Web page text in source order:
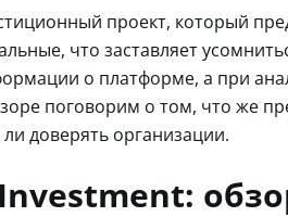
проект, который
что заставляет
о платформе, а при
поговорим о том, что же
доверять организации.